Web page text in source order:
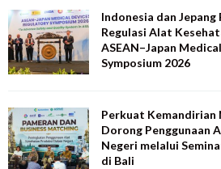
Indonesia dan
Regulasi Alat
ASEAN–Japan
Symposium 2026
Perkuat Kemandirian
Dorong Penggunaan
Negeri melalui
di Bali